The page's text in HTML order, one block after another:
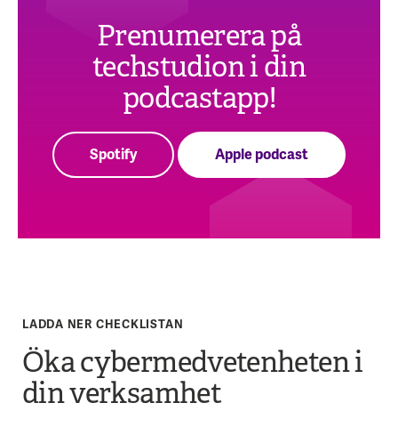
Prenumerera på
techstudion i din
podcastapp!
Spotify Apple podcast
LADDA NER CHECKLISTAN
Öka cybermedvetenheten i
din verksamhet